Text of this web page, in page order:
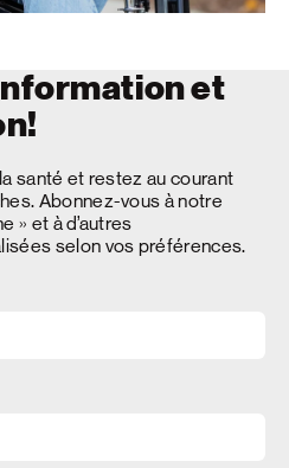
et
santé et restez au courant
Abonnez-vous à notre
» et à d’autres
selon vos préférences.